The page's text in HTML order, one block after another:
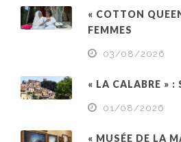
« COTTON
FEMMES
03/08/2026
« LA CALABRE » :
01/08/2026
« MUSÉE DE LA